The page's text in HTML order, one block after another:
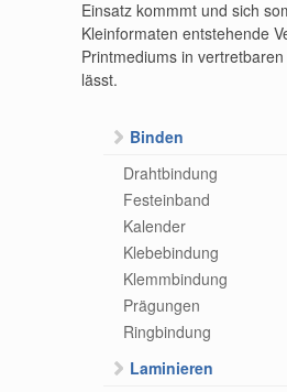
Einsatz kommmt und sich
Kleinformaten entstehende
Printmediums in
lässt.
Binden
Drahtbindung
Festeinband
Kalender
Klebebindung
Klemmbindung
Prägungen
Ringbindung
Laminieren